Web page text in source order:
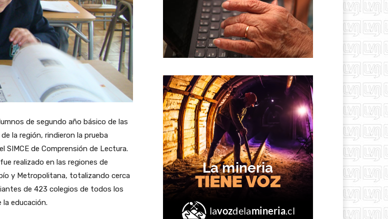
de segundo año básico de las
la región, rindieron la prueba
SIMCE de Comprensión de Lectura.
realizado en las regiones de
y Metropolitana, totalizando cerca
de 423 colegios de todos los
educación.